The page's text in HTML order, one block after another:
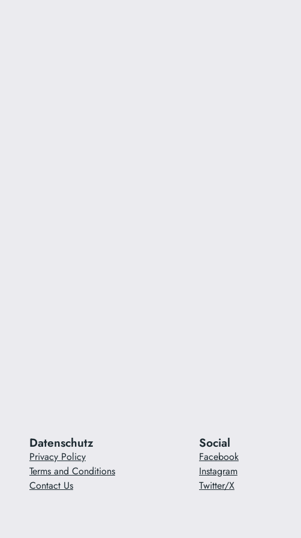
Datenschutz
Privacy Policy
Terms and Conditions
Contact Us
Social
Facebook
Instagram
Twitter/X